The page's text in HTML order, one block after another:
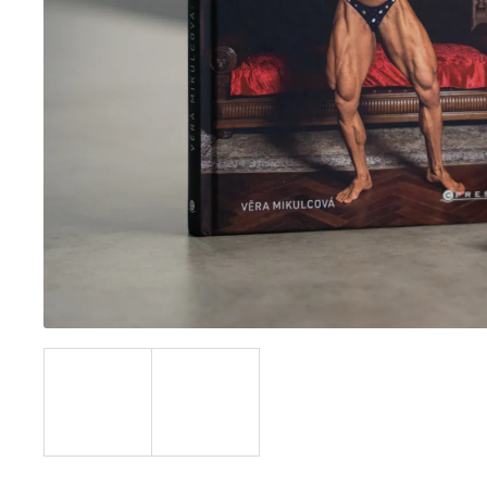
PROTEIN PREMIUM NATIVE GRASSFED
WPI + WPI + WPC
1 290 Kč